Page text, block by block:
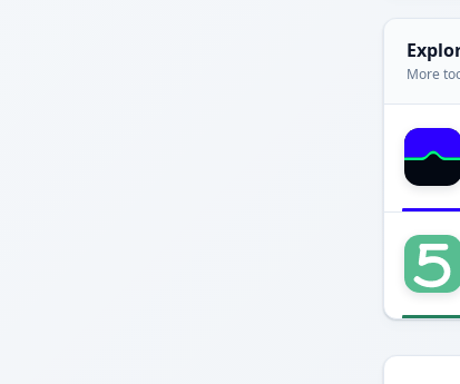
More